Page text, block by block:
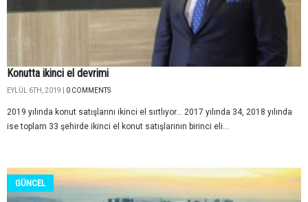
Konutta ikinci el devrimi
EYLÜL 6TH, 2019 | 0 COMMENTS
2019 yılında konut satışlarını ikinci el sırtlıyor... 2017 yılında 34, 2018 yılında
ise toplam 33 şehirde ikinci el konut satışlarının birinci eli...
GÜNCEL